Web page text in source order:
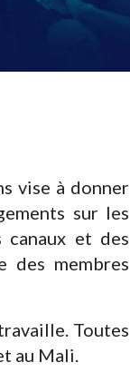
vise à donner
sur les
canaux et des
des membres
Toutes
au Mali.